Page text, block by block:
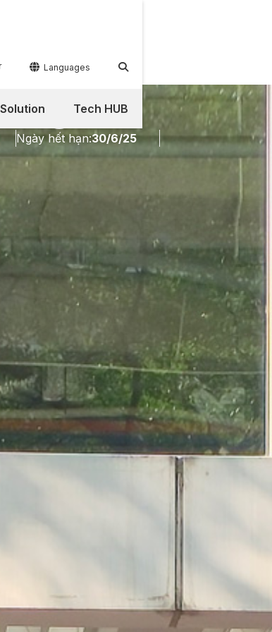
 Languages 
Solution Tech HUB
Ngày hết hạn:30/6/25